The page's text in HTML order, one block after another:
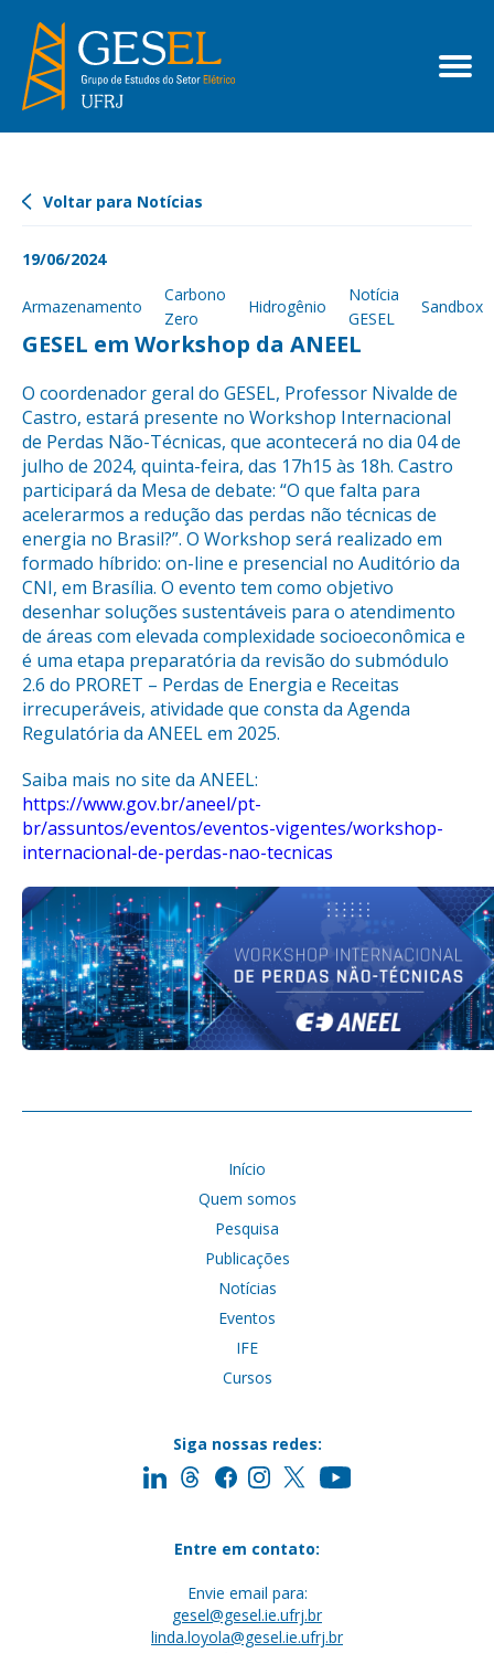
Voltar para Notícias
19/06/2024
Armazenamento
Carbono
Zero
Hidrogênio
Notícia
GESEL
Sandbox
GESEL em Workshop da ANEEL
O coordenador geral do GESEL, Professor Nivalde de
Castro, estará presente no Workshop Internacional
de Perdas Não-Técnicas, que acontecerá no dia 04 de
julho de 2024, quinta-feira, das 17h15 às 18h. Castro
participará da Mesa de debate: “O que falta para
acelerarmos a redução das perdas não técnicas de
energia no Brasil?”. O Workshop será realizado em
formado híbrido: on-line e presencial no Auditório da
CNI, em Brasília. O evento tem como objetivo
desenhar soluções sustentáveis para o atendimento
de áreas com elevada complexidade socioeconômica e
é uma etapa preparatória da revisão do submódulo
2.6 do PRORET – Perdas de Energia e Receitas
irrecuperáveis, atividade que consta da Agenda
Regulatória da ANEEL em 2025.
Saiba mais no site da ANEEL:
https://www.gov.br/aneel/pt-
br/assuntos/eventos/eventos-vigentes/workshop-
internacional-de-perdas-nao-tecnicas
Início
Quem somos
Pesquisa
Publicações
Notícias
Eventos
IFE
Cursos
Siga nossas redes:
Entre em contato:
Envie email para:
gesel@gesel.ie.ufrj.br
linda.loyola@gesel.ie.ufrj.br